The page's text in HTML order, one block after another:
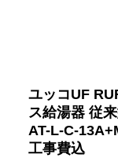
ユッコUF
ス給湯器 従
AT-L-C-
工事費込